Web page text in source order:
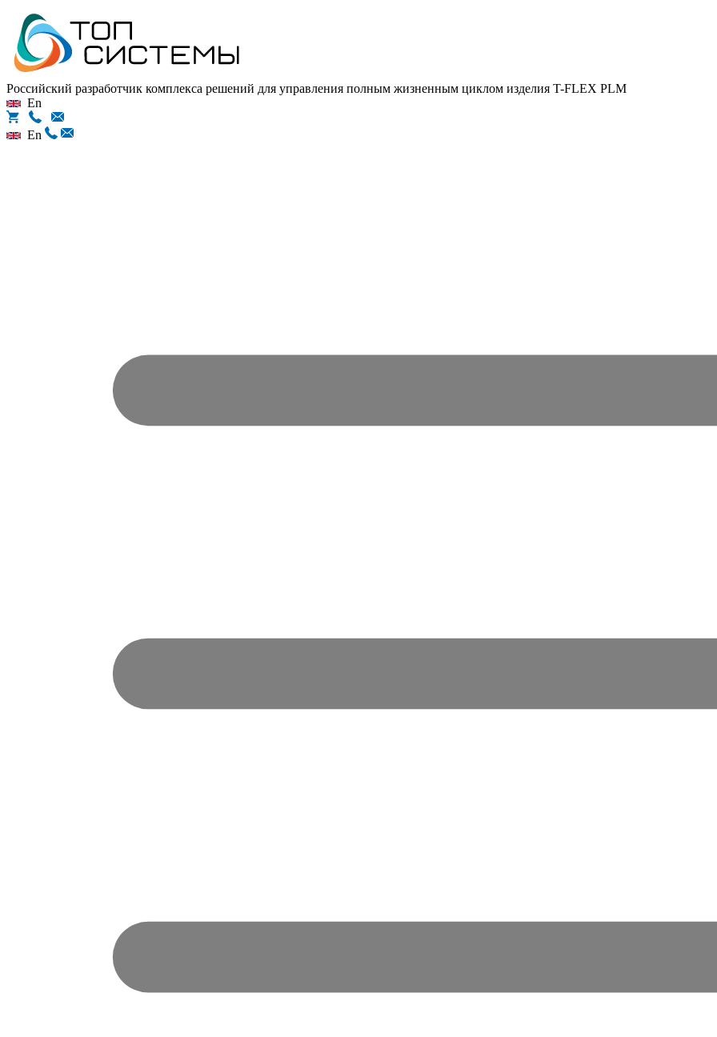
Российский разработчик комплекса решений для управления полным жизненным циклом изделия T-FLEX PLM
En
En